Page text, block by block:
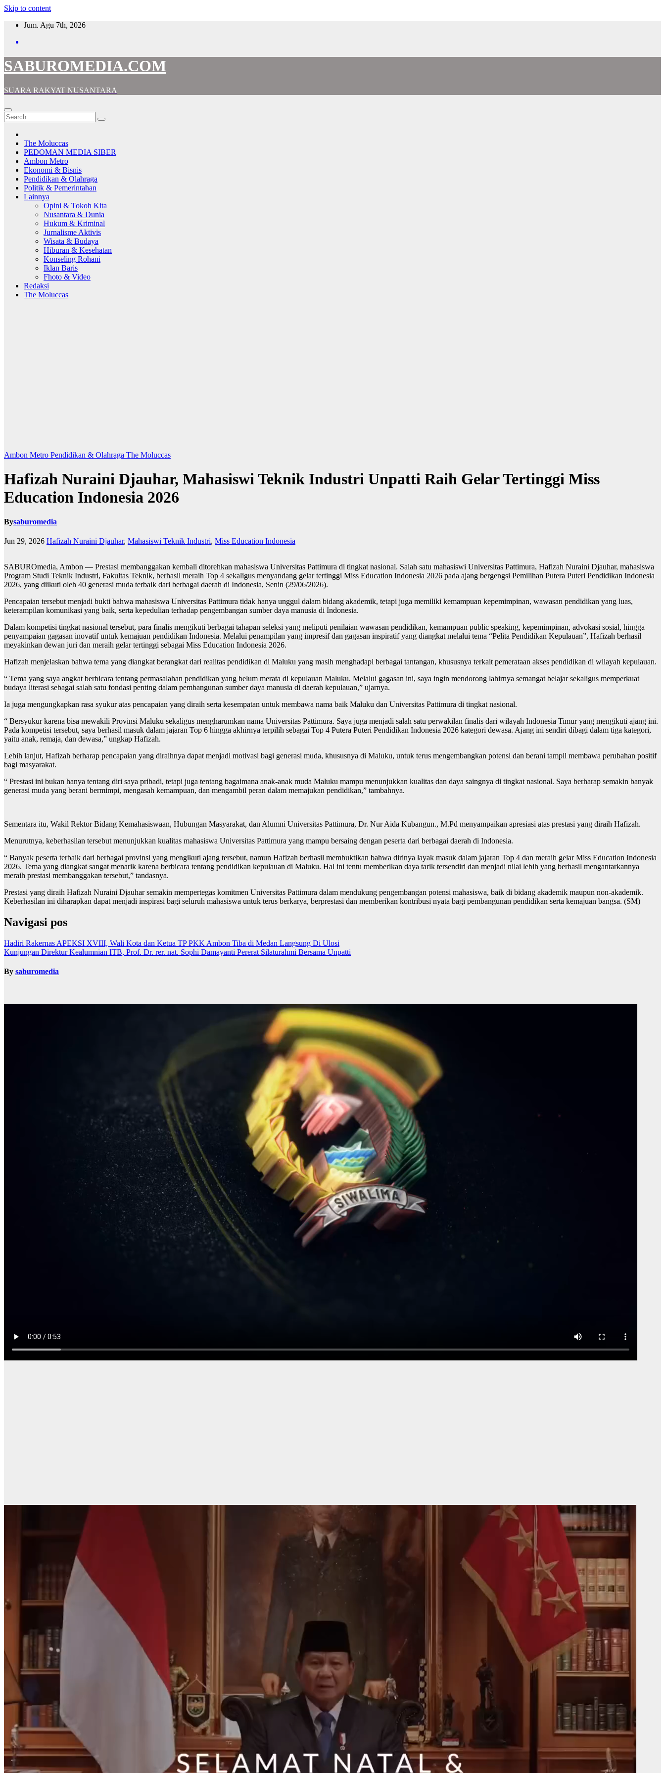
Skip to content
Jum. Agu 7th, 2026
SABUROMEDIA.COM
SUARA RAKYAT NUSANTARA
The Moluccas
PEDOMAN MEDIA SIBER
Ambon Metro
Ekonomi & Bisnis
Pendidikan & Olahraga
Politik & Pemerintahan
Lainnya
Opini & Tokoh Kita
Nusantara & Dunia
Hukum & Kriminal
Jurnalisme Aktivis
Wisata & Budaya
Hiburan & Kesehatan
Konseling Rohani
Iklan Baris
Fhoto & Video
Redaksi
The Moluccas
Ambon Metro Pendidikan & Olahraga The Moluccas
Hafizah Nuraini Djauhar, Mahasiswi Teknik Industri Unpatti Raih Gelar Tertinggi Miss
Education Indonesia 2026
Bysaburomedia
Jun 29, 2026 Hafizah Nuraini Djauhar, Mahasiswi Teknik Industri, Miss Education Indonesia
SABUROmedia, Ambon — Prestasi membanggakan kembali ditorehkan mahasiswa Universitas Pattimura di tingkat nasional. Salah satu mahasiswi Universitas Pattimura, Hafizah Nuraini Djauhar, mahasiswa
Program Studi Teknik Industri, Fakultas Teknik, berhasil meraih Top 4 sekaligus menyandang gelar tertinggi Miss Education Indonesia 2026 pada ajang bergengsi Pemilihan Putera Puteri Pendidikan Indonesia
2026, yang diikuti oleh 40 generasi muda terbaik dari berbagai daerah di Indonesia, Senin (29/06/2026).
Pencapaian tersebut menjadi bukti bahwa mahasiswa Universitas Pattimura tidak hanya unggul dalam bidang akademik, tetapi juga memiliki kemampuan kepemimpinan, wawasan pendidikan yang luas,
keterampilan komunikasi yang baik, serta kepedulian terhadap pengembangan sumber daya manusia di Indonesia.
Dalam kompetisi tingkat nasional tersebut, para finalis mengikuti berbagai tahapan seleksi yang meliputi penilaian wawasan pendidikan, kemampuan public speaking, kepemimpinan, advokasi sosial, hingga
penyampaian gagasan inovatif untuk kemajuan pendidikan Indonesia. Melalui penampilan yang impresif dan gagasan inspiratif yang diangkat melalui tema “Pelita Pendidikan Kepulauan”, Hafizah berhasil
meyakinkan dewan juri dan meraih gelar tertinggi sebagai Miss Education Indonesia 2026.
Hafizah menjelaskan bahwa tema yang diangkat berangkat dari realitas pendidikan di Maluku yang masih menghadapi berbagai tantangan, khususnya terkait pemerataan akses pendidikan di wilayah kepulauan.
“ Tema yang saya angkat berbicara tentang permasalahan pendidikan yang belum merata di kepulauan Maluku. Melalui gagasan ini, saya ingin mendorong lahirnya semangat belajar sekaligus memperkuat
budaya literasi sebagai salah satu fondasi penting dalam pembangunan sumber daya manusia di daerah kepulauan,” ujarnya.
Ia juga mengungkapkan rasa syukur atas pencapaian yang diraih serta kesempatan untuk membawa nama baik Maluku dan Universitas Pattimura di tingkat nasional.
“ Bersyukur karena bisa mewakili Provinsi Maluku sekaligus mengharumkan nama Universitas Pattimura. Saya juga menjadi salah satu perwakilan finalis dari wilayah Indonesia Timur yang mengikuti ajang ini.
Pada kompetisi tersebut, saya berhasil masuk dalam jajaran Top 6 hingga akhirnya terpilih sebagai Top 4 Putera Puteri Pendidikan Indonesia 2026 kategori dewasa. Ajang ini sendiri dibagi dalam tiga kategori,
yaitu anak, remaja, dan dewasa,” ungkap Hafizah.
Lebih lanjut, Hafizah berharap pencapaian yang diraihnya dapat menjadi motivasi bagi generasi muda, khususnya di Maluku, untuk terus mengembangkan potensi dan berani tampil membawa perubahan positif
bagi masyarakat.
“ Prestasi ini bukan hanya tentang diri saya pribadi, tetapi juga tentang bagaimana anak-anak muda Maluku mampu menunjukkan kualitas dan daya saingnya di tingkat nasional. Saya berharap semakin banyak
generasi muda yang berani bermimpi, mengasah kemampuan, dan mengambil peran dalam memajukan pendidikan,” tambahnya.
Sementara itu, Wakil Rektor Bidang Kemahasiswaan, Hubungan Masyarakat, dan Alumni Universitas Pattimura, Dr. Nur Aida Kubangun., M.Pd menyampaikan apresiasi atas prestasi yang diraih Hafizah.
Menurutnya, keberhasilan tersebut menunjukkan kualitas mahasiswa Universitas Pattimura yang mampu bersaing dengan peserta dari berbagai daerah di Indonesia.
“ Banyak peserta terbaik dari berbagai provinsi yang mengikuti ajang tersebut, namun Hafizah berhasil membuktikan bahwa dirinya layak masuk dalam jajaran Top 4 dan meraih gelar Miss Education Indonesia
2026. Tema yang diangkat sangat menarik karena berbicara tentang pendidikan kepulauan di Maluku. Hal ini tentu memberikan daya tarik tersendiri dan menjadi nilai lebih yang berhasil mengantarkannya
meraih prestasi membanggakan tersebut,” tandasnya.
Prestasi yang diraih Hafizah Nuraini Djauhar semakin mempertegas komitmen Universitas Pattimura dalam mendukung pengembangan potensi mahasiswa, baik di bidang akademik maupun non-akademik.
Keberhasilan ini diharapkan dapat menjadi inspirasi bagi seluruh mahasiswa untuk terus berkarya, berprestasi dan memberikan kontribusi nyata bagi pembangunan pendidikan serta kemajuan bangsa. (SM)
Navigasi pos
Hadiri Rakernas APEKSI XVIII, Wali Kota dan Ketua TP PKK Ambon Tiba di Medan Langsung Di Ulosi
Kunjungan Direktur Kealumnian ITB, Prof. Dr. rer. nat. Sophi Damayanti Pererat Silaturahmi Bersama Unpatti
By saburomedia